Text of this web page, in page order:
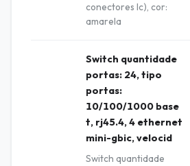
conectores lc), cor:
amarela
Switch quantidade
portas: 24, tipo
portas:
10/100/1000 base
t, rj45.4, 4 ethernet
mini-gbic, velocid
Switch quantidade